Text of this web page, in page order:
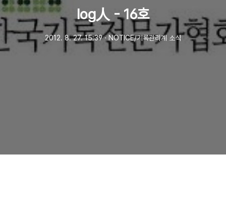
log人 - 16호
2012. 8. 27. 15:39ㆍ NOTICE/기록관리계 소식